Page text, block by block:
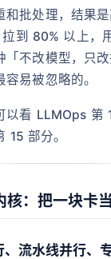
和批处理，结果
到 80% 以上，
「不改模型，只
易被忽略的。
以看 LLMOps 第
15 部分。
核：把一块卡
、流水线并行、